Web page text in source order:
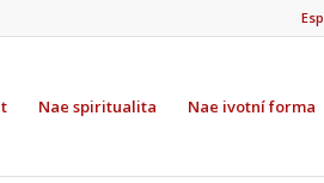
Nae spiritualita Nae ivotní forma